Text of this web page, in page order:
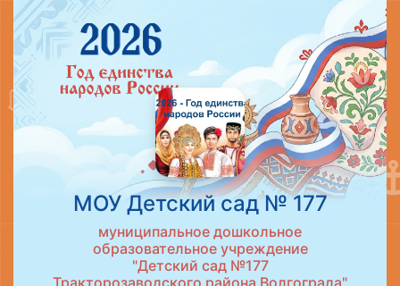
МОУ Детский сад № 177
муниципальное дошкольное
образовательное учреждение
"Детский сад №177
Тракторозаводского района Волгограда"